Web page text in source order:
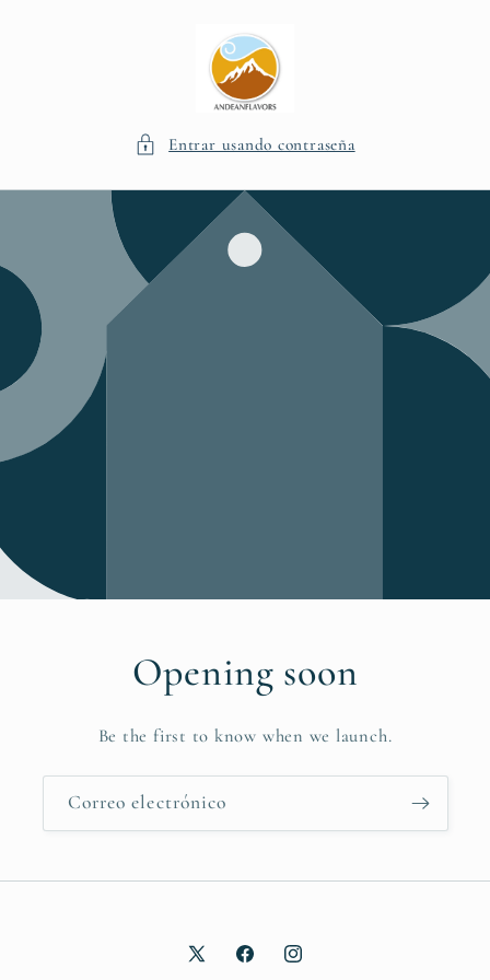
Entrar usando contraseña
Opening soon
Be the first to know when we launch.
Correo electrónico
X FacebookInstagram